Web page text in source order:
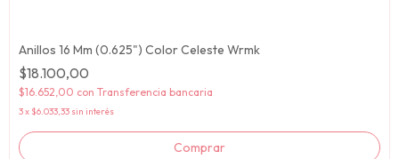
Anillos 16 Mm (0.625") Color Celeste Wrmk
$18.100,00
$16.652,00 con Transferencia bancaria
3x $6.033,33 sin interés